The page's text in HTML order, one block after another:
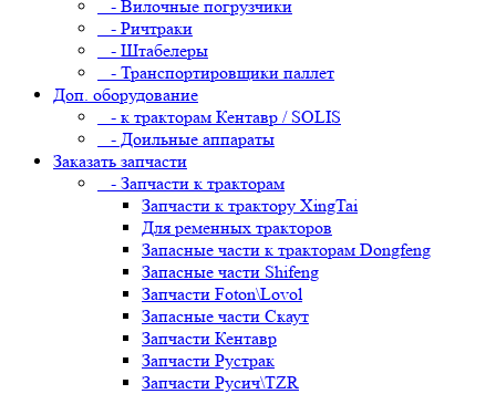
- Вилочные погрузчики
- Ричтраки
- Штабелеры
- Транспортировщики паллет
Доп. оборудование
- к тракторам Кентавр / SOLIS
- Доильные аппараты
Заказать запчасти
- Запчасти к тракторам
Запчасти к трактору XingTai
Для ременных тракторов
Запасные части к тракторам Dongfeng
Запасные части Shifeng
Запчасти Foton\Lovol
Запасные части Скаут
Запчасти Кентавр
Запчасти Рустрак
Запчасти Русич\TZR